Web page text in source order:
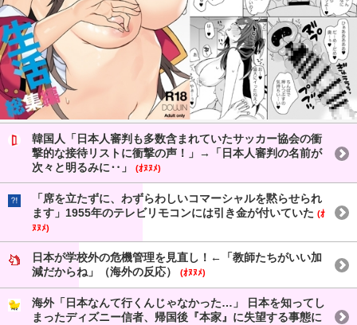
韓国人「日本人審判も多数含まれていたサッカー協会の衝
撃的な接待リストに衝撃の声！」→「日本人審判の名前が
次々と明るみに‥」
(ｵﾇﾇﾒ)
「席を立たずに、わずらわしいコマーシャルを黙らせられ
ます」1955年のテレビリモコンには引き金が付いていた (ｵ
ﾇﾇﾒ)
日本が学校外の危機管理を見直し！←「教師たちがいい加
減だからね」（海外の反応）
(ｵﾇﾇﾒ)
海外「日本なんて行くんじゃなかった…」 日本を知ってし
まったディズニー信者、帰国後『本家』に失望する事態に